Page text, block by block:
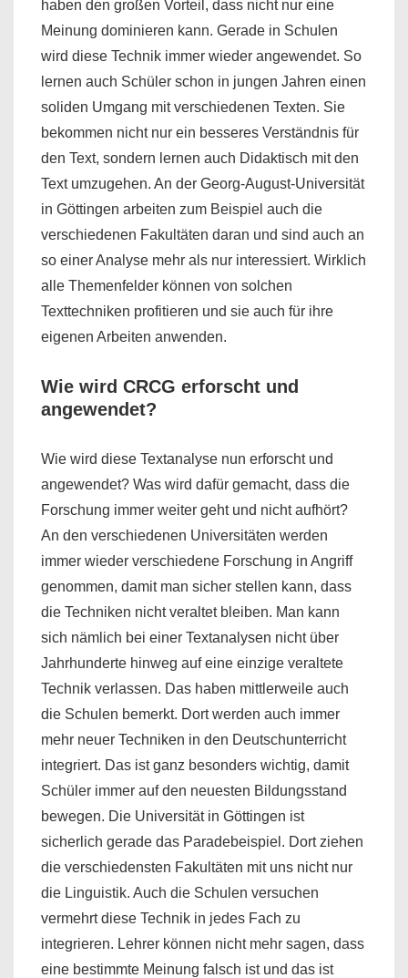
haben den großen Vorteil, dass nicht nur eine
Meinung dominieren kann. Gerade in Schulen
wird diese Technik immer wieder angewendet. So
lernen auch Schüler schon in jungen Jahren einen
soliden Umgang mit verschiedenen Texten. Sie
bekommen nicht nur ein besseres Verständnis für
den Text, sondern lernen auch Didaktisch mit den
Text umzugehen. An der Georg-August-Universität
in Göttingen arbeiten zum Beispiel auch die
verschiedenen Fakultäten daran und sind auch an
so einer Analyse mehr als nur interessiert. Wirklich
alle Themenfelder können von solchen
Texttechniken profitieren und sie auch für ihre
eigenen Arbeiten anwenden.
Wie wird CRCG erforscht und
angewendet?
Wie wird diese Textanalyse nun erforscht und
angewendet? Was wird dafür gemacht, dass die
Forschung immer weiter geht und nicht aufhört?
An den verschiedenen Universitäten werden
immer wieder verschiedene Forschung in Angriff
genommen, damit man sicher stellen kann, dass
die Techniken nicht veraltet bleiben. Man kann
sich nämlich bei einer Textanalysen nicht über
Jahrhunderte hinweg auf eine einzige veraltete
Technik verlassen. Das haben mittlerweile auch
die Schulen bemerkt. Dort werden auch immer
mehr neuer Techniken in den Deutschunterricht
integriert. Das ist ganz besonders wichtig, damit
Schüler immer auf den neuesten Bildungsstand
bewegen. Die Universität in Göttingen ist
sicherlich gerade das Paradebeispiel. Dort ziehen
die verschiedensten Fakultäten mit uns nicht nur
die Linguistik. Auch die Schulen versuchen
vermehrt diese Technik in jedes Fach zu
integrieren. Lehrer können nicht mehr sagen, dass
eine bestimmte Meinung falsch ist und das ist